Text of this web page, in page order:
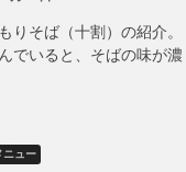
りそば（十割）の紹介
でいると、そばの味が
ニュー